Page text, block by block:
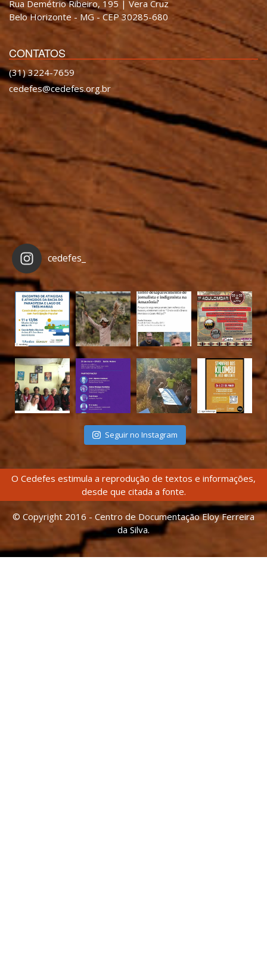
Rua Demétrio Ribeiro, 195 | Vera Cruz
Belo Horizonte - MG - CEP 30285-680
CONTATOS
(31) 3224-7659
cedefes@cedefes.org.br
cedefes_
Seguir no Instagram
O Cedefes estimula a reprodução de textos e informações,
desde que citada a fonte.
© Copyright 2016 - Centro de Documentação Eloy Ferreira
da Silva.